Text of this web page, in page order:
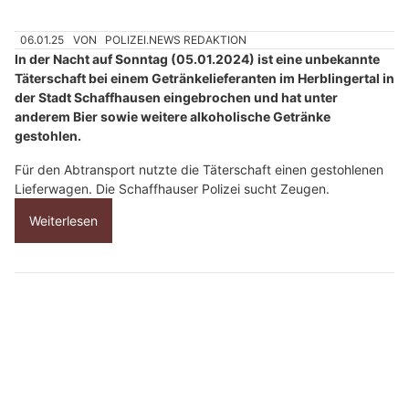
06.01.25 VON POLIZEI.NEWS REDAKTION
In der Nacht auf Sonntag (05.01.2024) ist eine unbekannte
Täterschaft bei einem Getränkelieferanten im Herblingertal in
der Stadt Schaffhausen eingebrochen und hat unter
anderem Bier sowie weitere alkoholische Getränke
gestohlen.
Für den Abtransport nutzte die Täterschaft einen gestohlenen
Lieferwagen. Die Schaffhauser Polizei sucht Zeugen.
Weiterlesen